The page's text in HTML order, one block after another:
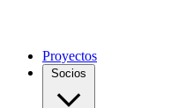
Proyectos
Socios